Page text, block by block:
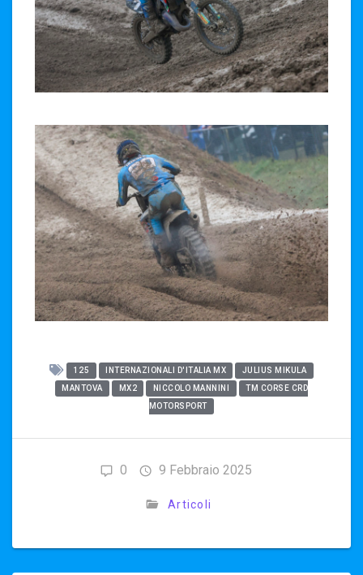
125 INTERNAZIONALI D'ITALIA MX
JULIUS MIKULA
MANTOVA
MX2 NICCOLO MANNINI
TM CORSE CRD
MOTORSPORT
0 9 Febbraio 2025
Articoli